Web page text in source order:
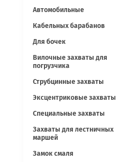
Автомобильные
Кабельных барабанов
Для бочек
Вилочные захваты для
погрузчика
Струбцинные захваты
Эксцентриковые захваты
Специальные захваты
Захваты для лестничных
маршей
Замок смаля